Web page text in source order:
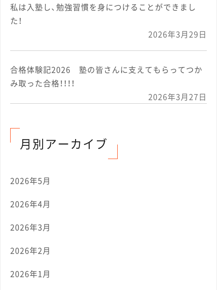
私は入塾し、勉強習慣を身につけることができまし
た！
2026年3月29日
合格体験記2026 塾の皆さんに支えてもらってつか
み取った合格！！！！
2026年3月27日
月別アーカイブ
2026年5月
2026年4月
2026年3月
2026年2月
2026年1月